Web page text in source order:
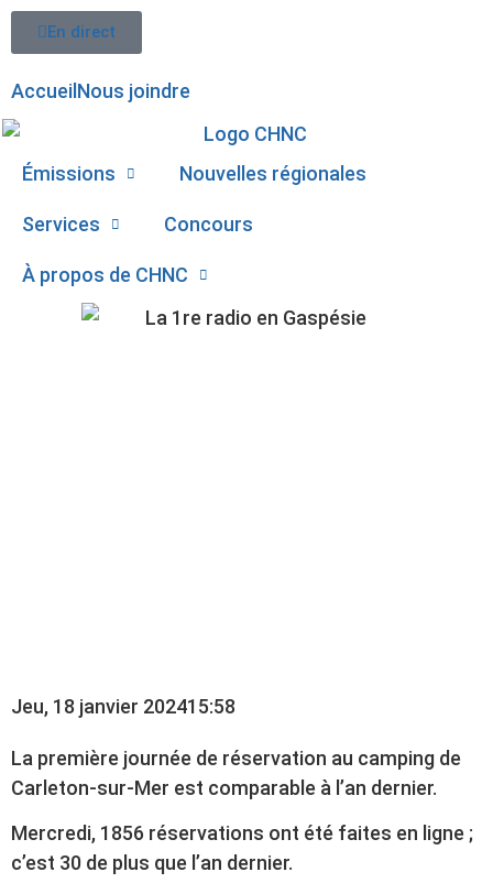
En direct
Accueil Nous joindre
Émissions Nouvelles régionales
Services Concours
À propos de CHNC
Jeu, 18 janvier 202415:58
La première journée de réservation au camping de
Carleton-sur-Mer est comparable à l’an dernier.
Mercredi, 1856 réservations ont été faites en ligne ;
c’est 30 de plus que l’an dernier.